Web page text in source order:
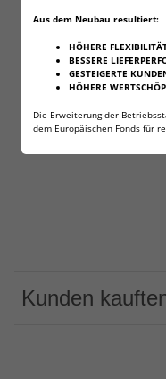
Aus dem Neubau resultiert:
HÖHERE
BESSERE
GESTEIGERTE
HÖHERE
Die Erweiterung der
dem Europäischen Fonds für
Angaben
Weilax GmbH
Baden-Württemberg
Grünwald, Deutschland,
Kunden